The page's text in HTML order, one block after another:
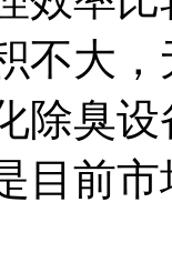
不大
除臭
目前